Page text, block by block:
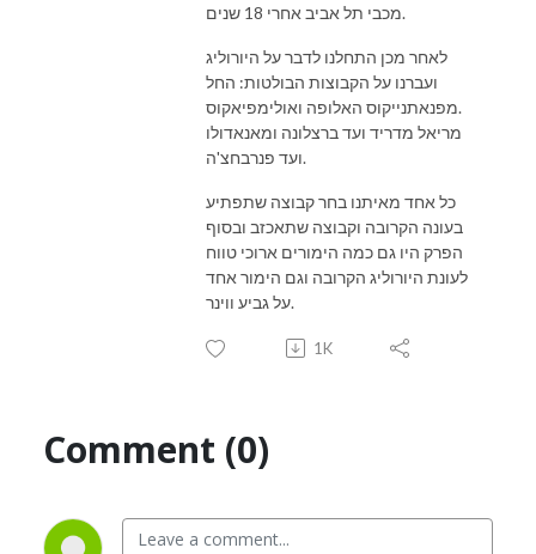
מכבי תל אביב אחרי 18 שנים.
לאחר מכן התחלנו לדבר על היורוליג
ועברנו על הקבוצות הבולטות: החל
מפנאתנייקוס האלופה ואולימפיאקוס.
מריאל מדריד ועד ברצלונה ומאנאדולו
ועד פנרבחצ'ה.
כל אחד מאיתנו בחר קבוצה שתפתיע
בעונה הקרובה וקבוצה שתאכזב ובסוף
הפרק היו גם כמה הימורים ארוכי טווח
לעונת היורוליג הקרובה וגם הימור אחד
על גביע ווינר.
1K
Comment (0)